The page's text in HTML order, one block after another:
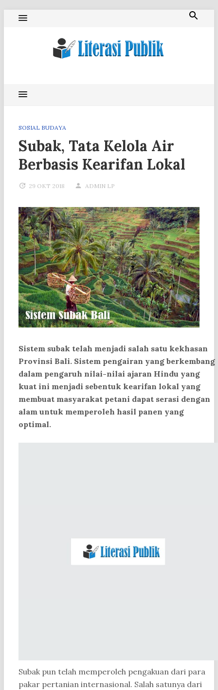
SOSIAL BUDAYA
Subak, Tata Kelola Air
Berbasis Kearifan Lokal
29 OKT 2018 ADMIN LP
Sistem subak telah menjadi salah satu kekhasan
Provinsi Bali. Sistem pengairan yang berkembang
dalam pengaruh nilai-nilai ajaran Hindu yang
kuat ini menjadi sebentuk kearifan lokal yang
membuat masyarakat petani dapat serasi dengan
alam untuk memperoleh hasil panen yang
optimal.
Subak pun telah memperoleh pengakuan dari para
pakar pertanian internasional. Salah satunya dari